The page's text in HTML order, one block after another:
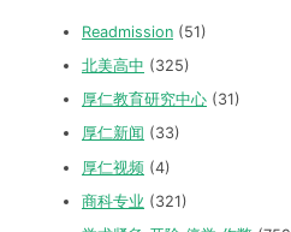
Readmission (51)
北美高中 (325)
厚仁教育研究中心 (31)
厚仁新闻 (33)
厚仁视频 (4)
商科专业 (321)